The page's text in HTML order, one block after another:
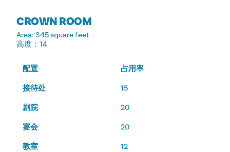
CROWN ROOM
Area: 345 square feet
高度 ：14
配置 占用率
接待处 15
剧院 20
宴会 20
教室 12